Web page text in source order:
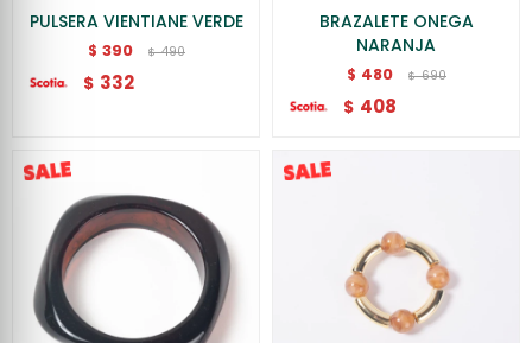
PULSERA VIENTIANE VERDE
$ 390 $ 490
$ 332
BRAZALETE ONEGA
NARANJA
$ 480 $ 690
$ 408